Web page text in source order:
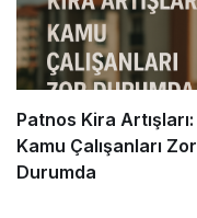
Patnos Kira Artışları:
Kamu Çalışanları Zor
Durumda